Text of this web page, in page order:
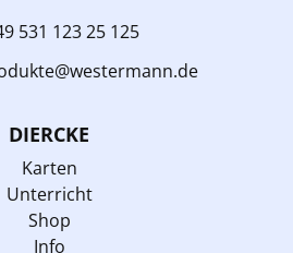
531 123 25 125
DIERCKE
Karten
Unterricht
Shop
Info